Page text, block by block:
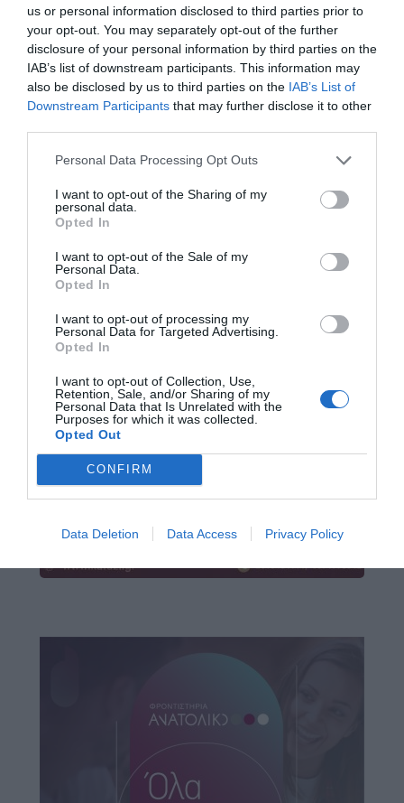
us or personal information disclosed to third parties prior to
your opt-out. You may separately opt-out of the further
disclosure of your personal information by third parties on the
IAB’s list of downstream participants. This information may
also be disclosed by us to third parties on the IAB’s List of
Downstream Participants that may further disclose it to other
Personal Data Processing Opt Outs
I want to opt-out of the Sharing of my
personal data.
Opted In
I want to opt-out of the Sale of my
Personal Data.
Opted In
I want to opt-out of processing my
Personal Data for Targeted Advertising.
Opted In
I want to opt-out of Collection, Use,
Retention, Sale, and/or Sharing of my
Personal Data that Is Unrelated with the
Purposes for which it was collected.
Opted Out
CONFIRM
Data Deletion Data Access Privacy Policy